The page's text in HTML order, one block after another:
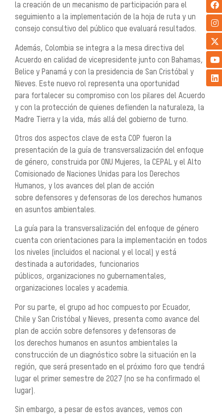
la creación de un mecanismo de participación para el
seguimiento a la implementación de la hoja de ruta y un
consejo consultivo del público que evaluará resultados.
Además, Colombia se integra a la mesa directiva del
Acuerdo en calidad de vicepresidente junto con Bahamas,
Belice y Panamá y con la presidencia de San Cristóbal y
Nieves. Este nuevo rol representa una oportunidad
para fortalecer su compromiso con los pilares del Acuerdo
y con la protección de quienes defienden la naturaleza, la
Madre Tierra y la vida, más allá del gobierno de turno.
Otros dos aspectos clave de esta COP fueron la
presentación de la guía de transversalización del enfoque
de género, construida por ONU Mujeres, la CEPAL y el Alto
Comisionado de Naciones Unidas para los Derechos
Humanos, y los avances del plan de acción
sobre defensores y defensoras de los derechos humanos
en asuntos ambientales.
La guía para la transversalización del enfoque de género
cuenta con orientaciones para la implementación en todos
los niveles (incluidos el nacional y el local) y está
destinada a autoridades, funcionarios
públicos, organizaciones no gubernamentales,
organizaciones locales y academia.
Por su parte, el grupo ad hoc compuesto por Ecuador,
Chile y San Cristóbal y Nieves, presenta como avance del
plan de acción sobre defensores y defensoras de
los derechos humanos en asuntos ambientales la
construcción de un diagnóstico sobre la situación en la
región, que será presentado en el próximo foro que tendrá
lugar el primer semestre de 2027 (no se ha confirmado el
lugar).
Sin embargo, a pesar de estos avances, vemos con